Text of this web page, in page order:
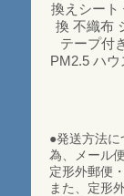
換えシート
換 不織布
テープ付
PM2.5 ハ
●発送方法
為、メール
定形外郵便
また、定形